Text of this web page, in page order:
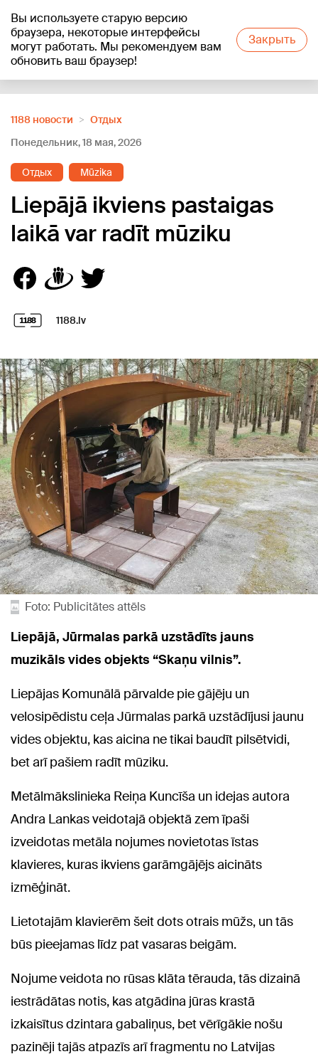
Вы используете старую версию
браузера, некоторые интерфейсы
могут работать. Мы рекомендуем вам
обновить ваш браузер!
Закрыть
+17°C
1188 новости
Отдых
Понедельник, 18 мая, 2026
Отдых Mūzika
Liepājā ikviens pastaigas
laikā var radīt mūziku
1188.lv
Foto: Publicitātes attēls
Liepājā, Jūrmalas parkā uzstādīts jauns
muzikāls vides objekts “Skaņu vilnis”.
Liepājas Komunālā pārvalde pie gājēju un
velosipēdistu ceļa Jūrmalas parkā uzstādījusi jaunu
vides objektu, kas aicina ne tikai baudīt pilsētvidi,
bet arī pašiem radīt mūziku.
Metālmākslinieka Reiņa Kuncīša un idejas autora
Andra Lankas veidotajā objektā zem īpaši
izveidotas metāla nojumes novietotas īstas
klavieres, kuras ikviens garāmgājējs aicināts
izmēģināt.
Lietotajām klavierēm šeit dots otrais mūžs, un tās
būs pieejamas līdz pat vasaras beigām.
Nojume veidota no rūsas klāta tērauda, tās dizainā
iestrādātas notis, kas atgādina jūras krastā
izkaisītus dzintara gabaliņus, bet vērīgākie nošu
pazinēji tajās atpazīs arī fragmentu no Latvijas